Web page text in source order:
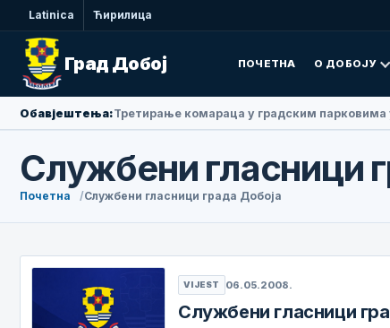
Latinica Ћирилица
Град Добој ПОЧЕТНА О ДОБОЈУ
Обавјештења:Третирање комараца у градским парковима
Службени гласници
Почетна Службени гласници града Добоја
VIJEST 06.05.2008.
Службени гласници